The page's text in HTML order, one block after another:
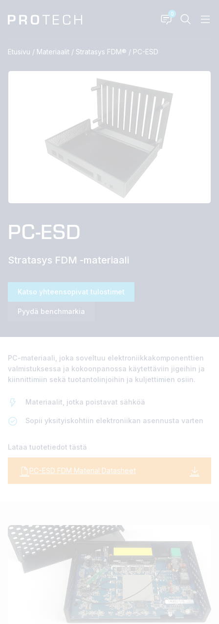
0
Etusivu / Materiaalit / Stratasys FDM® / PC-ESD
PC-ESD
Stratasys FDM -materiaali
Katso yhteensopivat tulostimet
Pyydä benchmarkia
PC-materiaali, joka soveltuu elektroniikkakomponenttien
valmistuksessa ja kokoonpanossa käytettäviin jigeihin ja
kiinnittimiin sekä tuotantolinjoihin ja kuljettimien osiin.
Materiaalit, jotka poistavat sähköä
Sopii yksityiskohtiin elektroniikan asennusta varten
Lataa tuotetiedot tästä
PC-ESD FDM Material Datasheet